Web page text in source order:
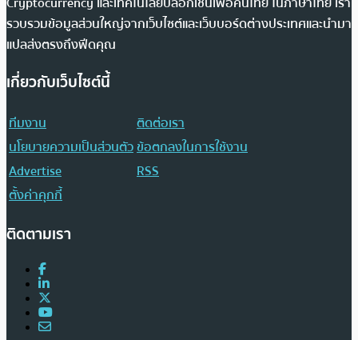
รวบรวมข้อมูลส่วนใหญ่จากเว็บไซต์และเว็บบอร์ดต่างประเทศและนำมา
แปลส่งตรงถึงฟีดคุณ
เกี่ยวกับเว็บไซต์นี้
ทีมงาน
ติดต่อเรา
นโยบายความเป็นส่วนตัวข้อตกลงในการใช้งาน
Advertise
RSS
ตั้งค่าคุกกี้
ติดตามเรา